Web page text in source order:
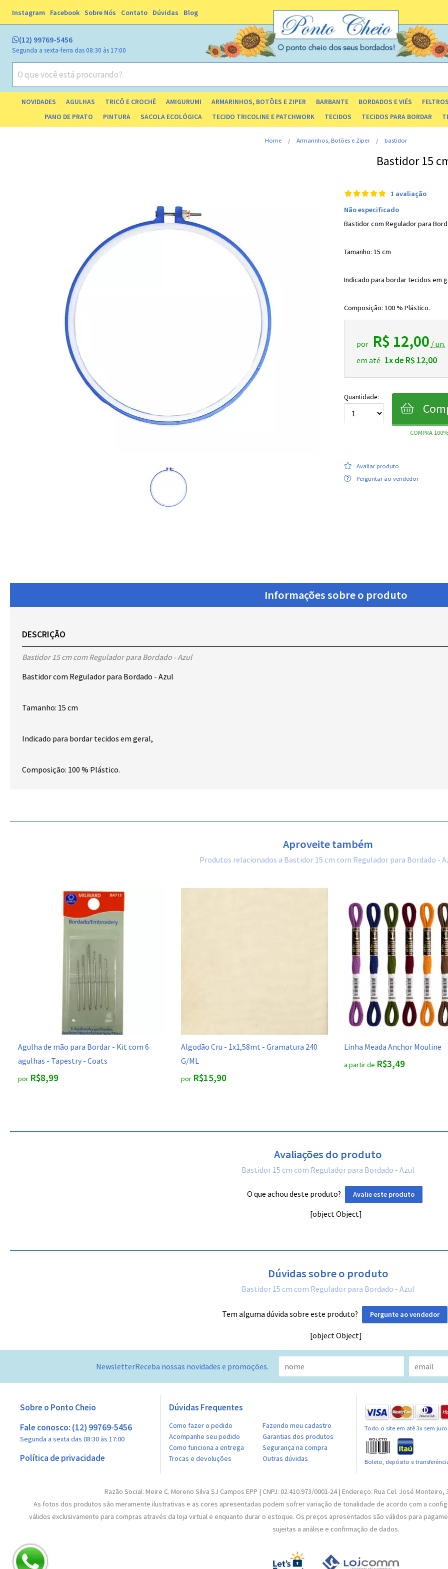
Instagram Facebook Sobre Nós Contato Dúvidas Blog
(12) 99769-5456
Segunda a sexta-feira das 08:30 às 17:00
NOVIDADES AGULHAS TRICÔ E CROCHÊ AMIGURUMI ARMARINHOS, BOTÕES E ZIPER BARBANTE BORDADOS E VIÉS
PANO DE PRATO
PINTURA SACOLA ECOLÓGICA TECIDO TRICOLINE E PATCHWORK TECIDOS TECIDOS PARA BORDAR
Home Armarinhos, Botões e Ziper bastidor
Bastidor 15
1 avaliação
Não especificado
Bastidor com Regulador para
Tamanho: 15 cm
Indicado para bordar tecidos em
Composição: 100 % Plástico.
por R$ 12,00 / un.
em até 1x de R$ 12,00
Quantidade:
Avaliar produto
Perguntar ao vendedor
Informações sobre o produto
DESCRIÇÃO
Bastidor 15 cm com Regulador para Bordado - Azul
Bastidor com Regulador para Bordado - Azul
Tamanho: 15 cm
Indicado para bordar tecidos em geral,
Composição: 100 % Plástico.
Aproveite também
Produtos relacionados a Bastidor 15 cm com Regulador para Bordado -
Agulha de mão para Bordar - Kit com 6
agulhas - Tapestry - Coats
por R$8,99
Algodão Cru - 1x1,58mt - Gramatura 240
G/ML
por R$15,90
Linha Meada Anchor Mouline
a partir de R$3,49
Avaliações do produto
Bastidor 15 cm com Regulador para Bordado - Azul
O que achou deste produto? Avalie este produto
[object Object]
Dúvidas sobre o produto
Bastidor 15 cm com Regulador para Bordado - Azul
Tem alguma dúvida sobre este produto? Pergunte ao vendedor
[object Object]
NewsletterReceba nossas novidades e promoções.
Sobre o Ponto Cheio
Fale conosco: (12) 99769-5456
Segunda a sexta das 08:30 às 17:00
Política de privacidade
Dúvidas Frequentes
Como fazer o pedido
Acompanhe seu pedido
Como funciona a entrega
Trocas e devoluções
Fazendo meu cadastro
Garantias dos produtos
Segurança na compra
Outras dúvidas
Todo o site em até 3x sem
Boleto, depósito e
Razão Social: Meire C. Moreno Silva SJ Campos EPP | CNPJ: 02.410.973/0001-24 | Endereço: Rua Cel. José
As fotos dos produtos são meramente ilustrativas e as cores apresentadas podem sofrer variação de tonalidade de acordo com a
válidos exclusivamente para compras através da loja virtual e enquanto durar o estoque. Os preços apresentados são válidos para
sujeitas a análise e confirmação de dados.